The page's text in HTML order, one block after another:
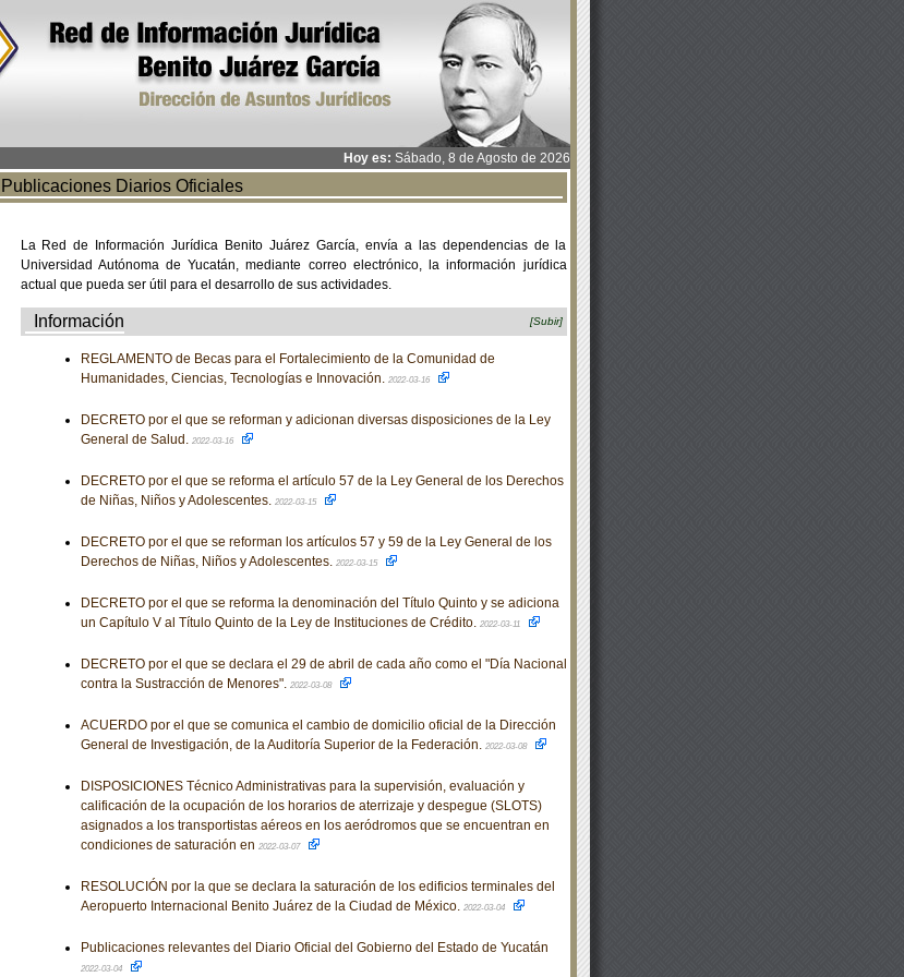
Hoy es: Sábado, 8 de Agosto de 2026
Publicaciones Diarios Oficiales
La Red de Información Jurídica Benito Juárez García, envía a las dependencias de la
Universidad Autónoma de Yucatán, mediante correo electrónico, la información jurídica
actual que pueda ser útil para el desarrollo de sus actividades.
Información [Subir]
REGLAMENTO de Becas para el Fortalecimiento de la Comunidad de
Humanidades, Ciencias, Tecnologías e Innovación. 2022-03-16
DECRETO por el que se reforman y adicionan diversas disposiciones de la Ley
General de Salud. 2022-03-16
DECRETO por el que se reforma el artículo 57 de la Ley General de los Derechos
de Niñas, Niños y Adolescentes. 2022-03-15
DECRETO por el que se reforman los artículos 57 y 59 de la Ley General de los
Derechos de Niñas, Niños y Adolescentes. 2022-03-15
DECRETO por el que se reforma la denominación del Título Quinto y se adiciona
un Capítulo V al Título Quinto de la Ley de Instituciones de Crédito. 2022-03-11
DECRETO por el que se declara el 29 de abril de cada año como el "Día Nacional
contra la Sustracción de Menores". 2022-03-08
ACUERDO por el que se comunica el cambio de domicilio oficial de la Dirección
General de Investigación, de la Auditoría Superior de la Federación. 2022-03-08
DISPOSICIONES Técnico Administrativas para la supervisión, evaluación y
calificación de la ocupación de los horarios de aterrizaje y despegue (SLOTS)
asignados a los transportistas aéreos en los aeródromos que se encuentran en
condiciones de saturación en 2022-03-07
RESOLUCIÓN por la que se declara la saturación de los edificios terminales del
Aeropuerto Internacional Benito Juárez de la Ciudad de México. 2022-03-04
Publicaciones relevantes del Diario Oficial del Gobierno del Estado de Yucatán
2022-03-04